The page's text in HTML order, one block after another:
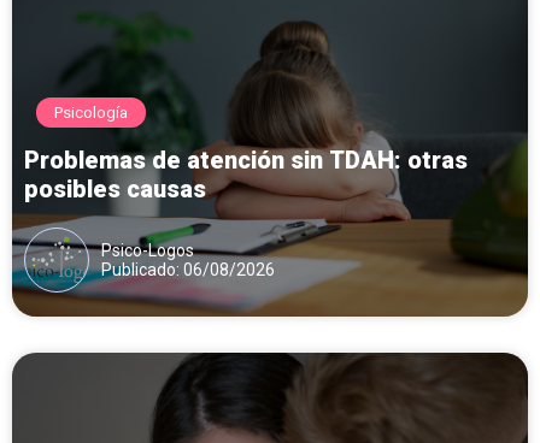
Psicología
Problemas de atención sin TDAH: otras
posibles causas
Psico-Logos
Publicado: 06/08/2026